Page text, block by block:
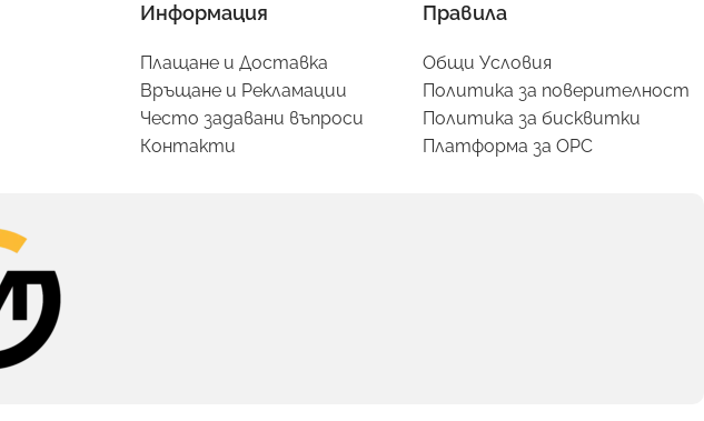
Информация
Плащане и Доставка
Връщане и Рекламации
Често задавани въпроси
Контакти
Правила
Общи Условия
Политика за поверителност
Политика за бисквитки
Платформа за ОРС